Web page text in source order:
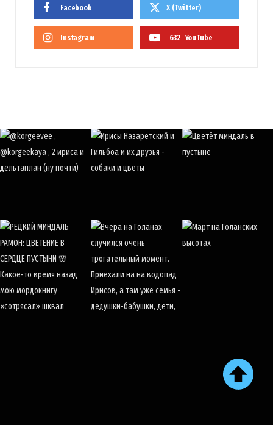
Facebook X (Twitter)
Instagram 632 YouTube